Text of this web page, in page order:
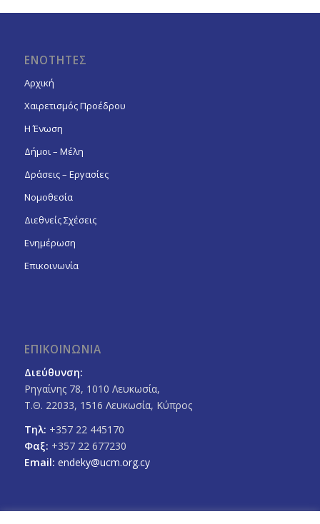
ΕΝΟΤΗΤΕΣ
Αρχική
Χαιρετισμός Προέδρου
Η Ένωση
Δήμοι – Μέλη
Δράσεις – Εργασίες
Νομοθεσία
Διεθνείς Σχέσεις
Ενημέρωση
Επικοινωνία
ΕΠΙΚΟΙΝΩΝΙΑ
Διεύθυνση:
Ρηγαίνης 78, 1010 Λευκωσία,
Τ.Θ. 22033, 1516 Λευκωσία, Κύπρος
Τηλ: +357 22 445170
Φαξ: +357 22 677230
Email: endeky@ucm.org.cy